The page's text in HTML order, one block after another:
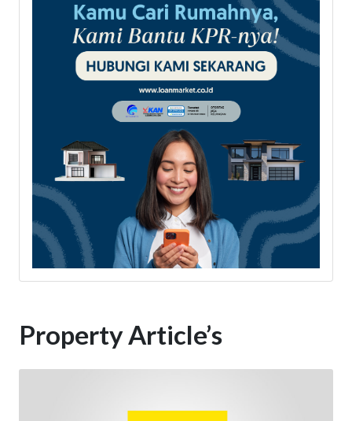
Property Article’s